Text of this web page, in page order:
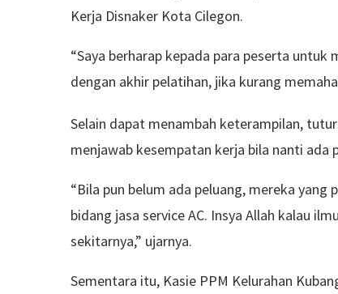
Kerja Disnaker Kota Cilegon.
“Saya berharap kepada para peserta
dengan akhir pelatihan, jika kurang
Selain dapat menambah keterampilan,
menjawab kesempatan kerja bila nanti ada
“Bila pun belum ada peluang, mereka
bidang jasa service AC. Insya Allah kalau
sekitarnya,” ujarnya.
Sementara itu, Kasie PPM Kelurahan